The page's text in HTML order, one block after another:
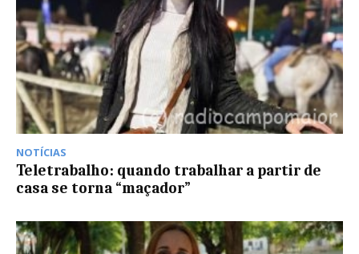
NOTÍCIAS
Teletrabalho: quando trabalhar a partir de
casa se torna “maçador”